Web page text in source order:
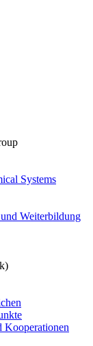
Systems
Weiterbildung
Kooperationen